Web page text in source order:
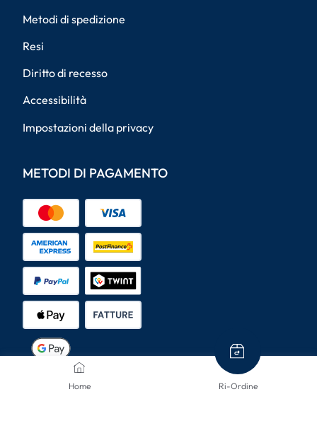
Home Ri-Ordine
Metodi di spedizione
Resi
Diritto di recesso
Accessibilità
Impostazioni della privacy
METODI DI PAGAMENTO
METODI DI SPEDIZIONE